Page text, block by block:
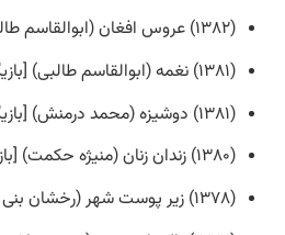
(۱۳۸۲) عروس افغان (ابوالقاسم طالبی) [بازیگر-بازیگردان]
(۱۳۸۱) نغمه (ابوالقاسم طالبی) [بازیگردان]
(۱۳۸۱) دوشیزه (محمد درمنش) [بازیگردان-انتخاب‌کننده بازیگر]
(۱۳۸۰) زندان زنان (منیژه حکمت) [بازیگر-انتخاب‌کننده بازیگر]
(۱۳۷۸) زیر پوست شهر (رخشان بنی اعتماد) [بازیگر]